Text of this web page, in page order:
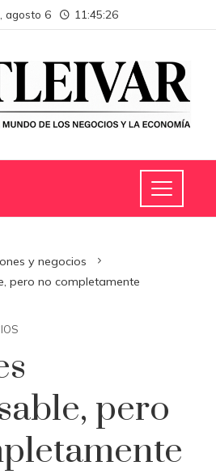
agosto 6 11:45:27
y negocios
pero no completamente
pero